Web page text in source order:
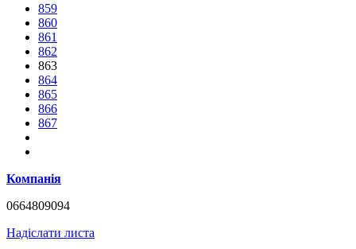
859
860
861
862
863
864
865
866
867
Компанія
0664809094
Надіслати листа